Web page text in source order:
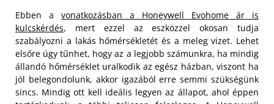
Ebben a vonatkozásban a Honeywell Evohome ár is
kulcskérdés, mert ezzel az eszközzel okosan tudja
szabályozni a lakás hőmérsékletét és a meleg vizet. Lehet
elsőre úgy tűnhet, hogy az a legjobb számunkra, ha mindig
állandó hőmérséklet uralkodik az egész házban, viszont ha
jól belegondolunk, akkor igazából erre semmi szükségünk
sincs. Mindig ott kell ideális legyen az állapot, ahol éppen